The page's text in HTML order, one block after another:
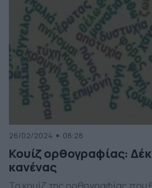
26/02/2024 08:28
Κουίζ ορθογραφίας:
κανένας